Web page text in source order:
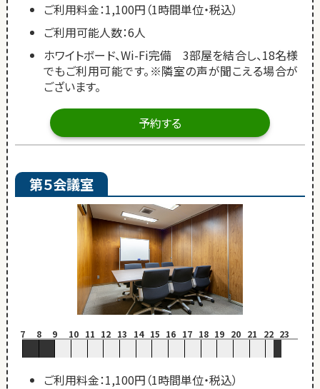
ご利用料金：1,100円（1時間単位・税込）
ご利用可能人数：6人
ホワイトボード、Wi-Fi完備 3部屋を結合し、18名様
でもご利用可能です。※隣室の声が聞こえる場合が
ございます。
予約する
第５会議室
7 8 9 10 11 12 13 14 15 16 17 18 19 20 21 22 23
ご利用料金：1,100円（1時間単位・税込）